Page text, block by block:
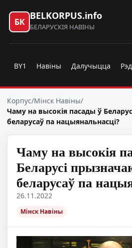
БК
BELKORPUS.info
БЕЛАРУСКІЯ НАВІНЫ
BY1 Навіны Далучыцца
Корпус/Мінск Навіны/
Чаму на высокія пасады ў
беларусаў па нацыянальнасці?
Чаму на высокія
Беларусі
беларусаў па
26.11.2022
Мінск Навіны